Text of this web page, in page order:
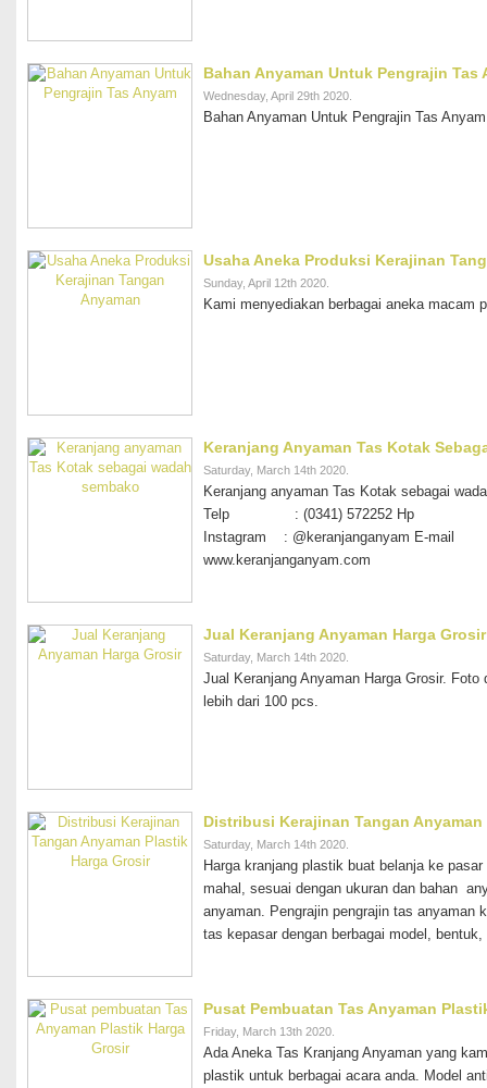
Bahan Anyaman Untuk Pengrajin Tas
Wednesday, April 29th 2020.
Bahan Anyaman Untuk Pengrajin Tas
Usaha Aneka Produksi Kerajinan
Sunday, April 12th 2020.
Kami menyediakan berbagai aneka macam
Keranjang Anyaman Tas Kotak
Saturday, March 14th 2020.
Keranjang anyaman Tas Kotak sebagai
Telp : (0341) 572252 Hp : 0857-
Instagram : @keranjanganyam E-
www.keranjanganyam.com
Jual Keranjang Anyaman Harga Grosir
Saturday, March 14th 2020.
Jual Keranjang Anyaman Harga Grosir.
lebih dari 100 pcs.
Distribusi Kerajinan Tangan
Saturday, March 14th 2020.
Harga kranjang plastik buat belanja ke
mahal, sesuai dengan ukuran dan bahan
anyaman. Pengrajin pengrajin tas anyaman
tas kepasar dengan berbagai model,
Pusat Pembuatan Tas Anyaman
Friday, March 13th 2020.
Ada Aneka Tas Kranjang Anyaman yang
plastik untuk berbagai acara anda. Model